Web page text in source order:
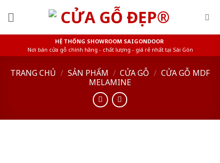
HỆ THỐNG SHOWROOM SAIGONDOOR
Nơi bán cửa gỗ chính hãng - chất lượng - giá rẻ nhất tại Sài Gòn
TRANG CHỦ / SẢN PHẨM / CỬA GỖ / CỬA GỖ MDF
MELAMINE